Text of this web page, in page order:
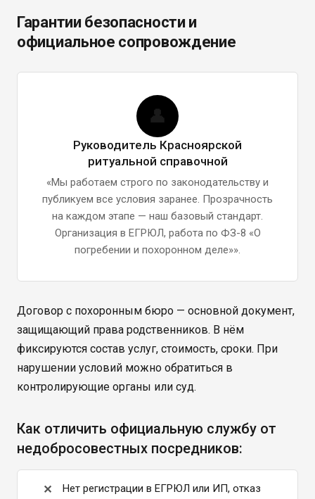
Гарантии безопасности и
официальное сопровождение
👤
Руководитель Красноярской
ритуальной справочной
«Мы работаем строго по законодательству и
публикуем все условия заранее. Прозрачность
на каждом этапе — наш базовый стандарт.
Организация в ЕГРЮЛ, работа по ФЗ-8 «О
погребении и похоронном деле»».
Договор с похоронным бюро — основной документ,
защищающий права родственников. В нём
фиксируются состав услуг, стоимость, сроки. При
нарушении условий можно обратиться в
контролирующие органы или суд.
Как отличить официальную службу от
недобросовестных посредников:
Нет регистрации в ЕГРЮЛ или ИП, отказ